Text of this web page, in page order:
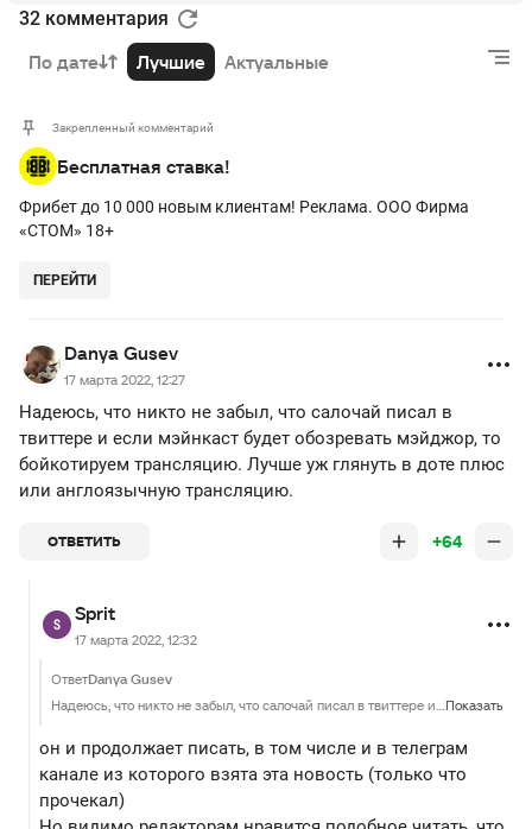
32 комментария
По дате Лучшие Актуальные
Закрепленный комментарий
Бесплатная ставка!
Фрибет до 10 000 новым клиентам! Реклама. ООО Фирма
«СТОМ» 18+
ПЕРЕЙТИ
Danya Gusev
17 марта 2022, 12:27
Надеюсь, что никто не забыл, что салочай писал в
твиттере и если мэйнкаст будет обозревать мэйджор, то
бойкотируем трансляцию. Лучше уж глянуть в доте плюс
или англоязычную трансляцию.
ОТВЕТИТЬ +64
Sprit
17 марта 2022, 12:32
ОтветDanya Gusev
Надеюсь, что никто не забыл, что салочай писал в твиттере и если мэйнкаст будет обозревать мэйджор, то бойкотируем трансляцию. Лучше уж глянуть в доте плюс или англоязычную трансляцию.Показать
он и продолжает писать, в том числе и в телеграм
канале из которого взята эта новость (только что
прочекал)